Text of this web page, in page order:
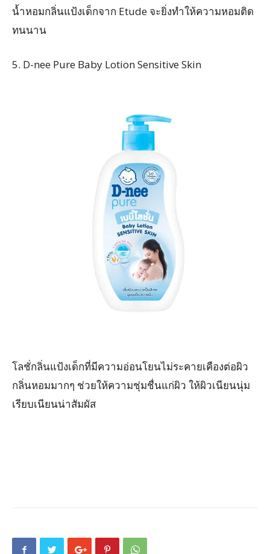
น้ำหอมกลิ่นแป้งเด็กจาก Etude จะยิ่งทำให้ความหอมติด
ทนนาน
5. D-nee Pure Baby Lotion Sensitive Skin
โลชั่กลิ่นแป้งเด็กที่มีความอ่อนโยนไม่ระคายเคืองต่อผิว
กลิ่นหอมมากๆ ช่วยให้ความชุ่มชื่นแก่ผิว ให้ผิวเนียนนุ่ม
เรียบเนียนน่าสัมผัส